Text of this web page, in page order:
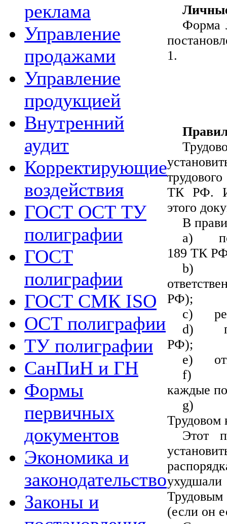
реклама
Управление
продажами
Управление
продукцией
Внутренний
аудит
Корректирующие
воздействия
ГОСТ ОСТ ТУ
полиграфии
ГОСТ
полиграфии
ГОСТ СМК ISO
ОСТ полиграфии
ТУ полиграфии
СанПиН и ГН
Формы
первичных
документов
Экономика и
законодательство
Законы и
Форма
1.
ТК РФ.
этого
В
a)
189 ТК
b)
РФ);
c)
d)
РФ);
e)
f)
каждые
g)
Трудовом
Этот
(если он